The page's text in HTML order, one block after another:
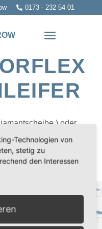
0173 - 232 54 01
) oder
17:00 Uhr bis Mo
um den
zu laden!
Technologien von
stetig zu
den Interessen